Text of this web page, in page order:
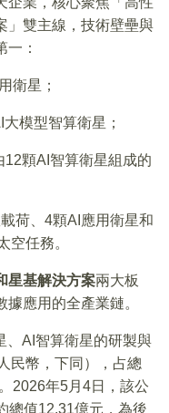
」雙主線，技術壁壘與
：
衛星；
模型智算衛星；
顆AI智算衛星組成的
荷、4顆AI應用衛星和
空任務。
星基解決方案兩大板
應用的全產業鏈。
、AI智算衛星的研製與
民幣，下同），占總
2026年5月4日，該公
總值12.31億元，為後